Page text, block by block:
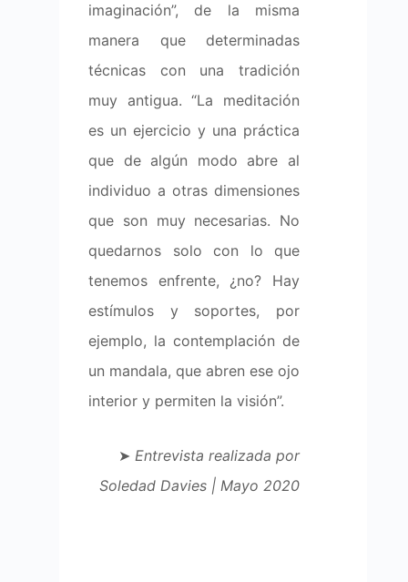
imaginación”, de la misma
manera que determinadas
técnicas con una tradición
muy antigua. “La meditación
es un ejercicio y una práctica
que de algún modo abre al
individuo a otras dimensiones
que son muy necesarias. No
quedarnos solo con lo que
tenemos enfrente, ¿no? Hay
estímulos y soportes, por
ejemplo, la contemplación de
un mandala, que abren ese ojo
interior y permiten la visión”.
➤ Entrevista realizada por
Soledad Davies | Mayo 2020